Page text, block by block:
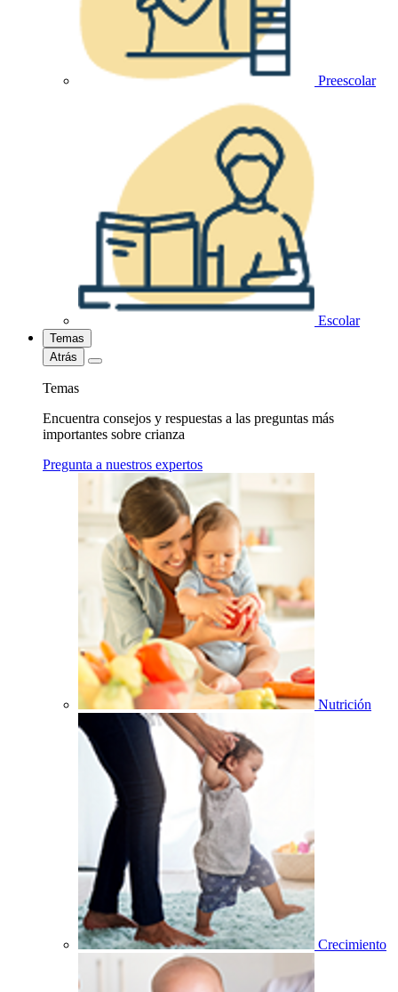
Preescolar
Escolar
Temas
Atrás
Temas
Encuentra consejos y respuestas a las preguntas más
importantes sobre crianza
Pregunta a nuestros expertos
Nutrición
Crecimiento